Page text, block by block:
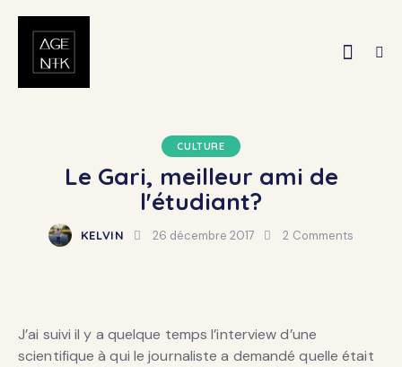
CULTURE
Le Gari, meilleur ami de
l'étudiant?
KELVIN 26 décembre 2017 2 Comments
J’ai suivi il y a quelque temps l’interview d’une
scientifique à qui le journaliste a demandé quelle était